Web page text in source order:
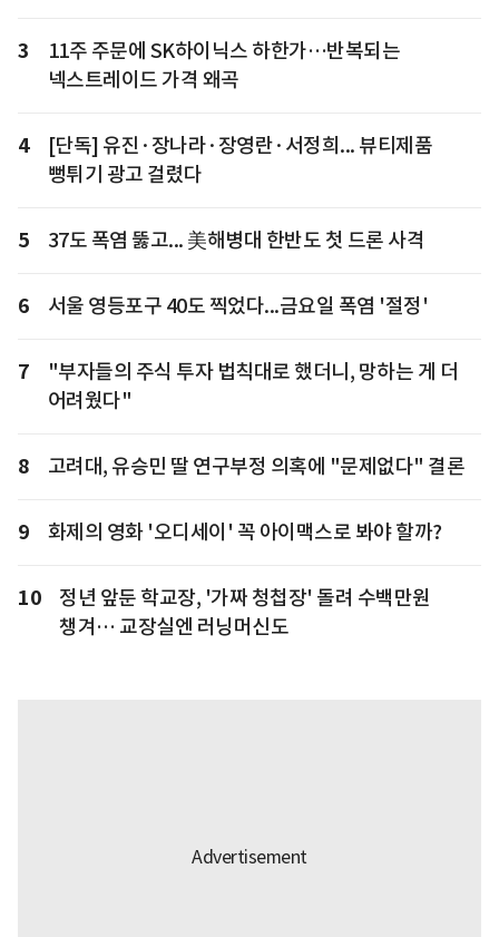
3
11주 주문에 SK하이닉스 하한가…반복되는
넥스트레이드 가격 왜곡
4
[단독] 유진·장나라·장영란·서정희... 뷰티제품
뻥튀기 광고 걸렸다
5 37도 폭염 뚫고... 美해병대 한반도 첫 드론 사격
6 서울 영등포구 40도 찍었다...금요일 폭염 '절정'
7
"부자들의 주식 투자 법칙대로 했더니, 망하는 게 더
어려웠다"
8 고려대, 유승민 딸 연구부정 의혹에 "문제없다" 결론
9 화제의 영화 '오디세이' 꼭 아이맥스로 봐야 할까?
10
정년 앞둔 학교장, '가짜 청첩장' 돌려 수백만원
챙겨… 교장실엔 러닝머신도